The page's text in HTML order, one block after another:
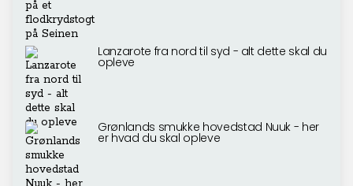
Lanzarote fra nord til syd - alt dette skal du
opleve
Grønlands smukke hovedstad Nuuk - her
er hvad du skal opleve